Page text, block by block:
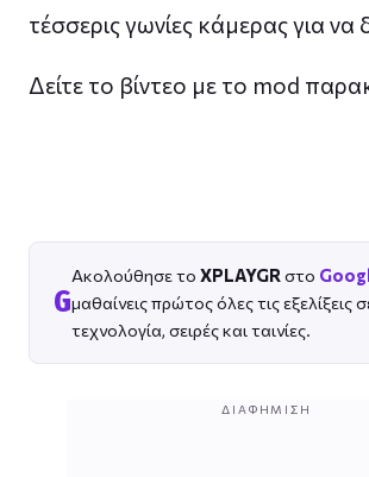
τέσσερις γωνίες κάμερας για να
Δείτε το βίντεο με το mod
G
Ακολούθησε το XPLAYGR στο
μαθαίνεις πρώτος όλες τις εξελίξεις
τεχνολογία, σειρές και ταινίες.
ΔΙΑΦΉΜΙΣΗ